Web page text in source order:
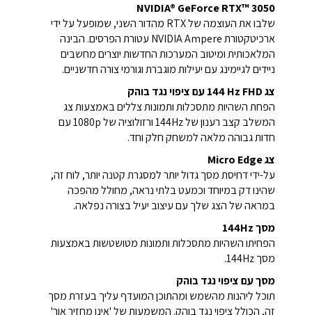
NVIDIA® GeForce RTX™ 3050
שלבו את העוצמה של RTX מהדור השני, שמופעל על ידי
ארכיטקטורת NVIDIA Ampere עטורת הפרסים. הבינה
המלאכותית ומיטוב המערכות החדשות יוצרים מחשבים
ניידים לגיימינג עם יעילות מוגברת וגורמי צורה חדשניים.
צג ‎144 Hz FHD עם ציפוי נגד בוהק
הפחת השהיות מתסכלות ותמונות צללים באמצעות צג
המשלב קצב רענון של 144Hz ורזולוציה של 1080p עם
חדות גבוהה מלאה למשחק חלק וחד.
צג Micro Edge
על-ידי דחיסת מסך גדול יותר למסגרת קטנה יותר, לוח זה,
שהינו דק במיוחד וכמעט בלתי נראה, מחולל מהפכה
במראה של הצג שלך עם עיצוב יעיל בצורה נפלאה.
מסך 144Hz
הפחיתו השהיות מתסכלות ותמונות מטושטשות באמצעות
מסך 144Hz.
מסך עם ציפוי נגד בוהק
תוכל ליהנות מהשמש ומהתוכן המועדף עליך בעזרת מסך
זה, הכולל ציפוי נגד בוהק. המשמעות של 'אינו מחזיר אור'